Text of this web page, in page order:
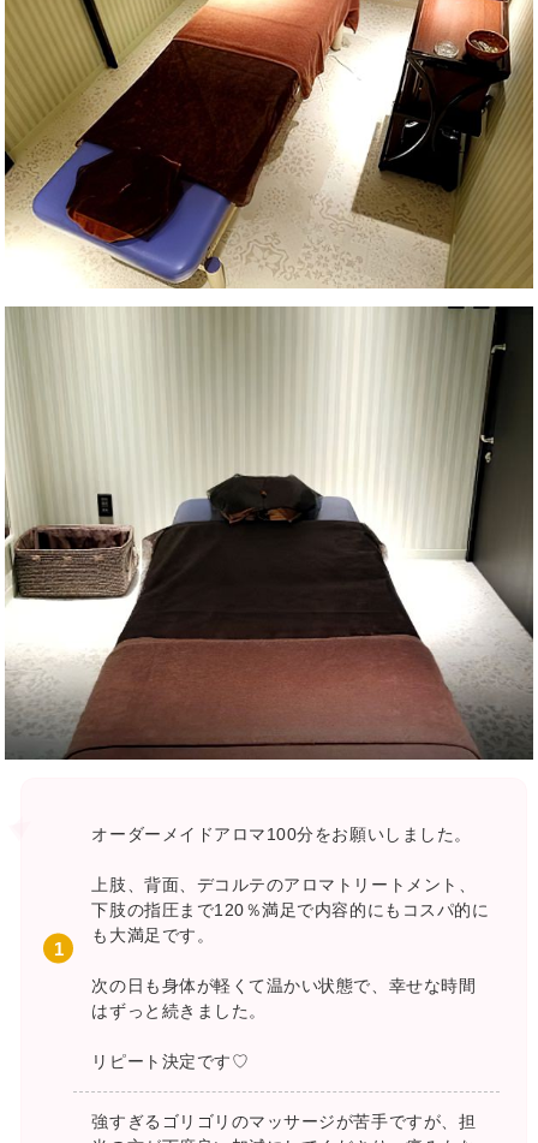
オーダーメイドアロマ100分をお願いしました。
上肢、背面、デコルテのアロマトリートメント、
下肢の指圧まで120％満足で内容的にもコスパ的に
も大満足です。
次の日も身体が軽くて温かい状態で、幸せな時間
はずっと続きました。
リピート決定です♡
強すぎるゴリゴリのマッサージが苦手ですが、担